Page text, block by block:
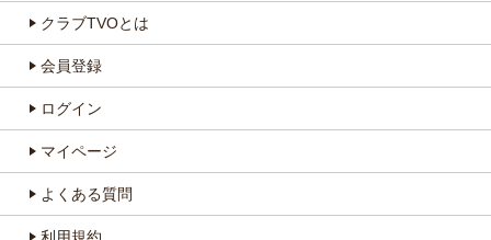
クラブTVOとは
会員登録
ログイン
マイページ
よくある質問
利用規約